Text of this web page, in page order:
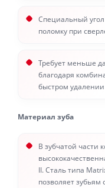
Специальный
поломку при
Требует меньше
благодаря
быстром
Материал зуба
В зубчатой части
II. Сталь типа
позволяет зубьям